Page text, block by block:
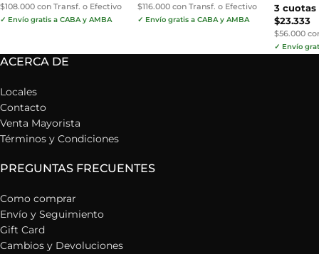
$108.000 con Transf. o Efectivo
✓ Envío gratis a CABA y AMBA
$116.000 con Transf. o Efectivo
✓ Envío gratis a CABA y AMBA
3 cuotas
$23.333
$56.000
✓ Envío
ACERCA DE
Locales
Contacto
Venta Mayorista
Términos y Condiciones
PREGUNTAS FRECUENTES
Como comprar
Envío y Seguimiento
Gift Card
Cambios y Devoluciones